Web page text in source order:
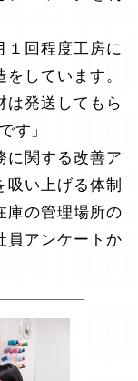
回程度工房に
しています。
は発送してもら
す」
関する改善ア
吸い上げる体制
庫の管理場所の
員アンケートか